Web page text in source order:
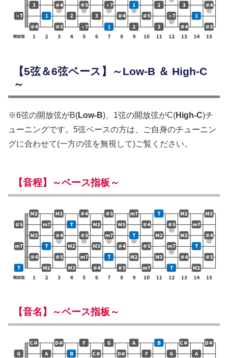
【5弦＆6弦ベース】～Low-B ＆ High-C
～
※6弦の開放弦がB(Low-B)、1弦の開放弦がC(High-C)チ
ューニングです。5弦ベースの方は、ご自身のチューニン
グに合わせて(一方の弦を無視して)ご覧ください。
【音程】～ベース指板～
【音名】～ベース指板～